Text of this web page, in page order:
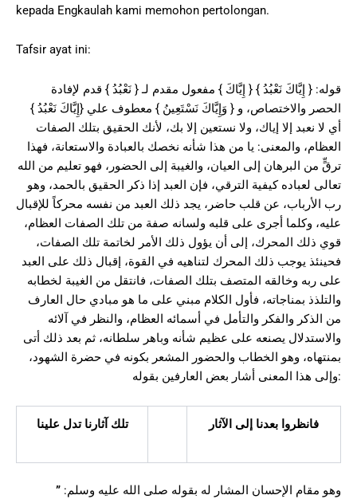
kepada Engkaulah kami memohon pertolongan.
Tafsir ayat ini:
الحصر والاختصاص، و { وَإِيَّاكَ نَسْتَعِينُ } معطوف علي {إِيَّاكَ نَعْبُدُ }
أي لا نعبد إلا إياك، ولا نستعين إلا بك، لأنك الحقيق بتلك الصفات
العظام، والمعنى: يا من هذا شأنه نخصك بالعبادة والاستعانة، فهذا
ترقٍّ من البرهان إلى العيان، والغيبة إلى الحضور، فهو تعليم من الله
تعالى لعباده كيفية الترقي، فإن العبد إذا ذكر الحقيق بالحمد، وهو
رب الأرباب، عن قلب حاضر، يجد ذلك العبد من نفسه محركاً للإقبال
عليه، وكلما أجرى على قلبه ولسانه صفة من تلك الصفات العظام،
قوي ذلك المحرك، إلى أن يؤول ذلك الأمر لخاتمة تلك الصفات،
فحينئذ يوجب ذلك المحرك لتناهيه في القوة، إقبال ذلك على العبد
على ربه وخالقه المتصف بتلك الصفات، فانتقل من الغيبة لخطابه
والتلذذ بمناجاته، فأول الكلام مبني على ما هو مبادي حال العارف
من الذكر والفكر والتأمل في أسمائه العظام، والنظر في آلائه
والاستدلال يصنعه على عظيم شأنه وباهر سلطانه، ثم بعد ذلك أتى
بمنتهاه، وهو الخطاب والحضور المشعر بكونه في حضرة الشهود،
وإلى هذا المعنى أشار بعض العارفين بقوله:
تلك آثارنا تدل علينا فانظروا بعدنا إلى الآثار
وهو مقام الإحسان المشار له بقوله صلى الله عليه وسلم: ”